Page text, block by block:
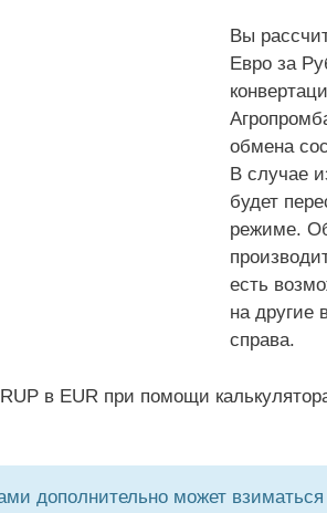
Вы
Евро за
обмена
В случае
будет
режиме.
есть
на
справа.
в EUR при помощи
дополнительно может